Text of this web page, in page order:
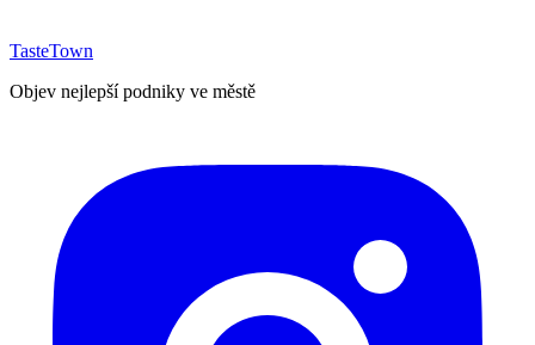
TasteTown
Objev nejlepší podniky ve městě